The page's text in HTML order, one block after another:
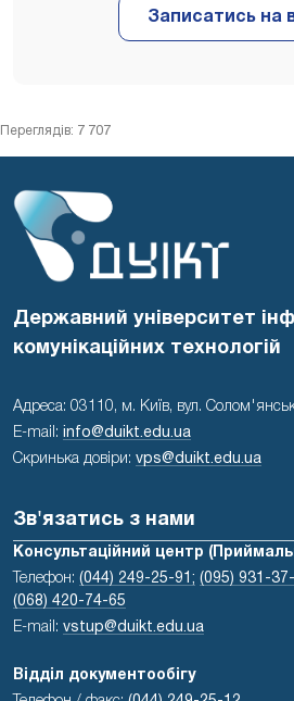
Переглядів: 7 707
Державний університет
комунікаційних технологій
Адреса: 03110, м. Київ, вул.
E-mail: info@duikt.edu.ua
Скринька довіри: vps@duikt.edu.ua
Зв'язатись з нами
Консультаційний центр
Телефон: (044) 249-25-91; (095) 931-
(068) 420-74-65
E-mail: vstup@duikt.edu.ua
Відділ документообігу